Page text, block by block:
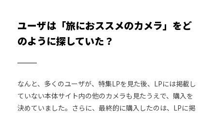
ユーザは「旅におススメのカメラ」をど
のように探していた？
なんと、多くのユーザが、特集LPを見た後、LPには掲載し
ていない本体サイト内の他のカメラも見たうえで、購入を
決めていました。さらに、最終的に購入したのは、LPに掲